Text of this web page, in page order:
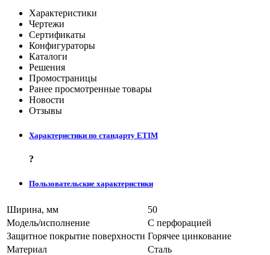
Характеристики
Чертежи
Сертификаты
Конфигураторы
Каталоги
Решения
Промостраницы
Ранее просмотренные товары
Новости
Отзывы
Характеристики по стандарту ETIM
?
Пользовательские характеристики
Ширина, мм
50
Модель/исполнение
C перфорацией
Защитное покрытие поверхности Горячее цинкование
Материал
Сталь